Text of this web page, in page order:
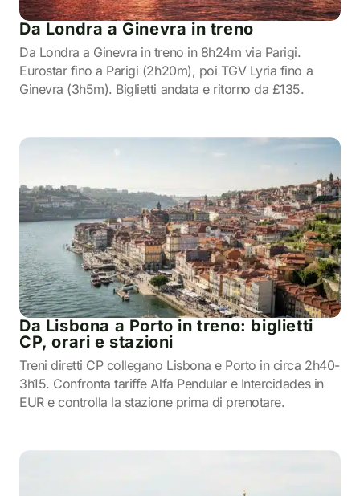
Da Londra a Ginevra in treno
Da Londra a Ginevra in treno in 8h24m via Parigi.
Eurostar fino a Parigi (2h20m), poi TGV Lyria fino a
Ginevra (3h5m). Biglietti andata e ritorno da £135.
Da Lisbona a Porto in treno: biglietti
CP, orari e stazioni
Treni diretti CP collegano Lisbona e Porto in circa 2h40-
3h15. Confronta tariffe Alfa Pendular e Intercidades in
EUR e controlla la stazione prima di prenotare.